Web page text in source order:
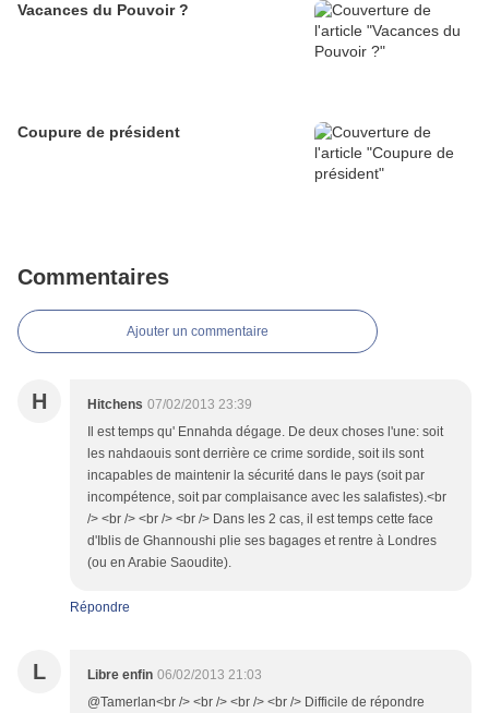
Vacances du Pouvoir ?
Coupure de président
Commentaires
Ajouter un commentaire
H Hitchens 07/02/2013 23:39
Il est temps qu' Ennahda dégage. De deux choses l'une: soit
les nahdaouis sont derrière ce crime sordide, soit ils sont
incapables de maintenir la sécurité dans le pays (soit par
incompétence, soit par complaisance avec les salafistes).<br
/> <br /> <br /> <br /> Dans les 2 cas, il est temps cette face
d'Iblis de Ghannoushi plie ses bagages et rentre à Londres
(ou en Arabie Saoudite).
Répondre
L Libre enfin 06/02/2013 21:03
@Tamerlan<br /> <br /> <br /> <br /> Difficile de répondre